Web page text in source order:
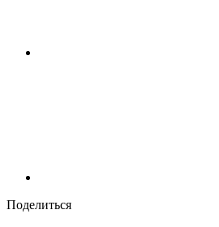
Поделиться